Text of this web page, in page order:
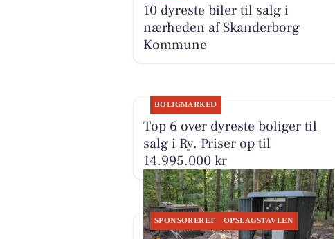
10 dyreste biler til salg i
nærheden af Skanderborg
Kommune
BOLIGMARKED
Top 6 over dyreste boliger til
salg i Ry. Priser op til
14.995.000 kr
SPONSORERET OPSLAGSTAVLEN